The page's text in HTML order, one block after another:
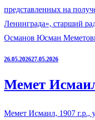
представленных на
Ленинграда», старший
Османов Юсман
26.05.202627.05.2026
Мемет
Мемет Исмаил, 1907 г.р.,